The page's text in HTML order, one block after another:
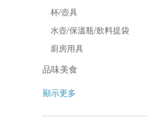
杯/壺具
水壺/保溫瓶/飲料提袋
廚房用具
品味美食
顯示更多